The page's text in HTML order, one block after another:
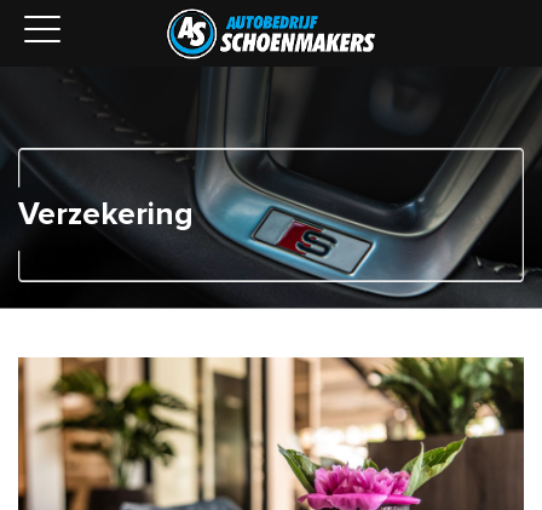
Verzekering